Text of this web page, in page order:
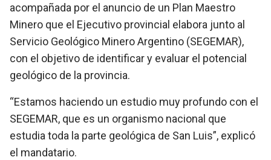
acompañada por el anuncio de un Plan Maestro
Minero que el Ejecutivo provincial elabora junto al
Servicio Geológico Minero Argentino (SEGEMAR),
con el objetivo de identificar y evaluar el potencial
geológico de la provincia.
“Estamos haciendo un estudio muy profundo con el
SEGEMAR, que es un organismo nacional que
estudia toda la parte geológica de San Luis”, explicó
el mandatario.